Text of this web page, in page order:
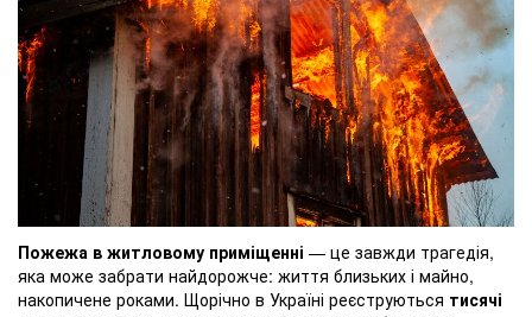
Пожежа в житловому приміщенні — це завжди трагедія,
яка може забрати найдорожче: життя близьких і майно,
накопичене роками. Щорічно в Україні реєструються тисячі